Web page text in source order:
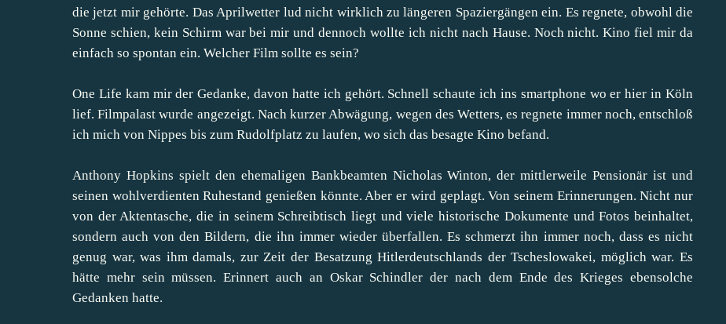
die jetzt mir gehörte. Das Aprilwetter lud nicht wirklich zu längeren Spaziergängen ein. Es regnete, obwohl die
Sonne schien, kein Schirm war bei mir und dennoch wollte ich nicht nach Hause. Noch nicht. Kino fiel mir da
einfach so spontan ein. Welcher Film sollte es sein?
One Life kam mir der Gedanke, davon hatte ich gehört. Schnell schaute ich ins smartphone wo er hier in Köln
lief. Filmpalast wurde angezeigt. Nach kurzer Abwägung, wegen des Wetters, es regnete immer noch, entschloß
ich mich von Nippes bis zum Rudolfplatz zu laufen, wo sich das besagte Kino befand.
Anthony Hopkins spielt den ehemaligen Bankbeamten Nicholas Winton, der mittlerweile Pensionär ist und
seinen wohlverdienten Ruhestand genießen könnte. Aber er wird geplagt. Von seinem Erinnerungen. Nicht nur
von der Aktentasche, die in seinem Schreibtisch liegt und viele historische Dokumente und Fotos beinhaltet,
sondern auch von den Bildern, die ihn immer wieder überfallen. Es schmerzt ihn immer noch, dass es nicht
genug war, was ihm damals, zur Zeit der Besatzung Hitlerdeutschlands der Tscheslowakei, möglich war. Es
hätte mehr sein müssen. Erinnert auch an Oskar Schindler der nach dem Ende des Krieges ebensolche
Gedanken hatte.